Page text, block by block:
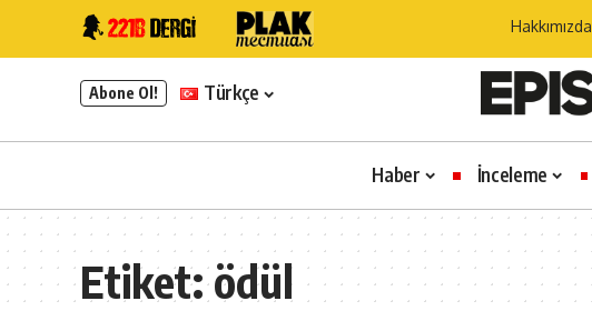
Hakkımızda
Abone Ol! Türkçe
Haber İnceleme
Etiket:ödül